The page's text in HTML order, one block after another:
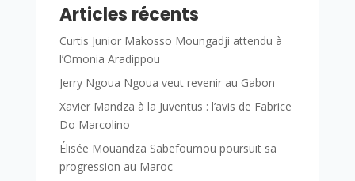
Articles récents
Curtis Junior Makosso Moungadji attendu à
l’Omonia Aradippou
Jerry Ngoua Ngoua veut revenir au Gabon
Xavier Mandza à la Juventus : l’avis de Fabrice
Do Marcolino
Élisée Mouandza Sabefoumou poursuit sa
progression au Maroc